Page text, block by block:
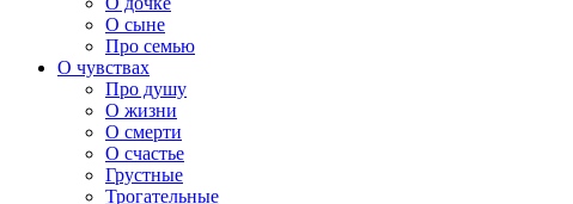
О сыне
Про семью
О чувствах
Про душу
О жизни
О смерти
О счастье
Грустные
Трогательные